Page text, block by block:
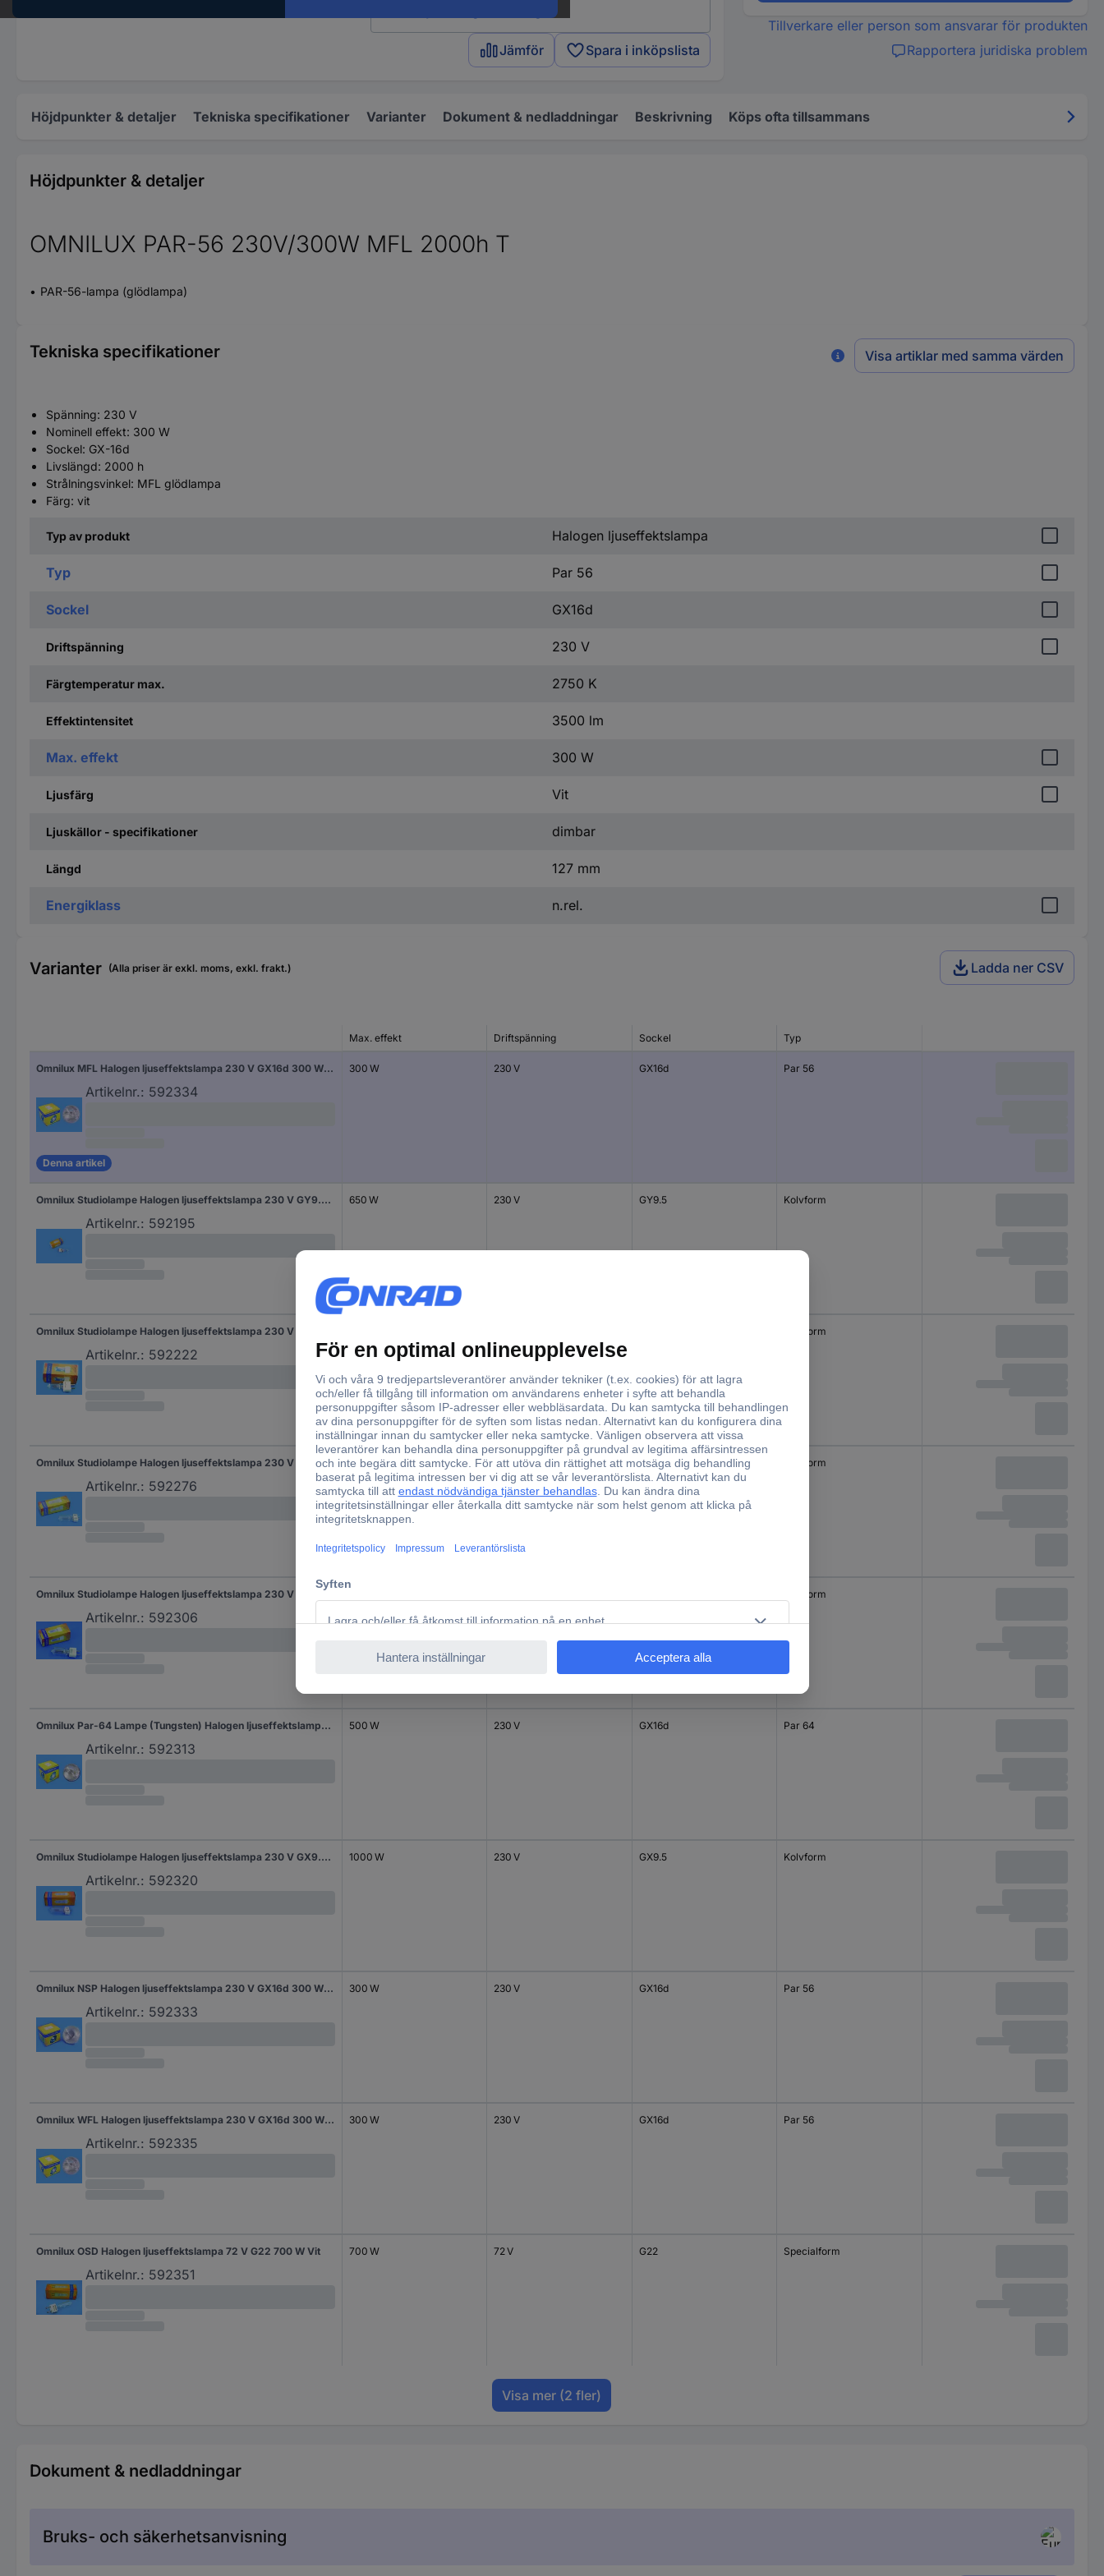
Jämför Spara i inköpslista
Tillverkare eller person som ansvarar för produkten
Rapportera juridiska problem
Höjdpunkter & detaljer Tekniska specifikationer Varianter Dokument & nedladdningar Beskrivning Köps ofta tillsammans
Höjdpunkter & detaljer
OMNILUX PAR-56 230V/300W MFL 2000h T
PAR-56-lampa (glödlampa)
Tekniska specifikationer Visa artiklar med samma värden
Spänning: 230 V
Nominell effekt: 300 W
Sockel: GX-16d
Livslängd: 2000 h
Strålningsvinkel: MFL glödlampa
Färg: vit
Typ av produkt Halogen ljuseffektslampa
Typ Par 56
Sockel GX16d
Driftspänning 230 V
Färgtemperatur max. 2750 K
Effektintensitet 3500 lm
Max. effekt 300 W
Ljusfärg Vit
Ljuskällor - specifikationer dimbar
Längd 127 mm
Energiklass n.rel.
Varianter (Alla priser är exkl. moms, exkl. frakt.) Ladda ner CSV
Max. effekt Driftspänning Sockel Typ
Omnilux MFL Halogen ljuseffektslampa 230 V GX16d 300 W Vit dimbar
Artikelnr.: 592334
Denna artikel
300 W 230 V GX16d Par 56
Omnilux Studiolampe Halogen ljuseffektslampa 230 V GY9.5 650 W Vit
Artikelnr.: 592195
650 W 230 V GY9.5 Kolvform
Artikelnr.: 592222
Kolvform
Omnilux Studiolampe Halogen ljuseffektslampa 230 V GX9.5 650 W Vit
Artikelnr.: 592276
650 W 230 V GX9.5 Kolvform
Omnilux Studiolampe Halogen ljuseffektslampa 230 V GY9.5 500 W Vit
Artikelnr.: 592306
Kolvform
Omnilux Par-64 Lampe (Tungsten) Halogen ljuseffektslampa 230 V GX16d 500 W Vit dimbar
Artikelnr.: 592313
500 W 230 V GX16d Par 64
Omnilux Studiolampe Halogen ljuseffektslampa 230 V GX9.5 1000 W Vit
Artikelnr.: 592320
1000 W 230 V GX9.5 Kolvform
Omnilux NSP Halogen ljuseffektslampa 230 V GX16d 300 W Vit dimbar
Artikelnr.: 592333
300 W 230 V GX16d Par 56
Omnilux WFL Halogen ljuseffektslampa 230 V GX16d 300 W Vit dimbar
Artikelnr.: 592335
300 W 230 V GX16d Par 56
Omnilux OSD Halogen ljuseffektslampa 72 V G22 700 W Vit
Artikelnr.: 592351
700 W 72 V G22 Specialform
Visa mer (2 fler)
Dokument & nedladdningar
Bruks- och säkerhetsanvisning